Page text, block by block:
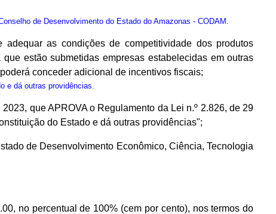
de Desenvolvimento do Estado do Amazonas - CODAM.
as condições de competitividade dos produtos
estão submetidas empresas estabelecidas em outras
conceder adicional de incentivos fiscais;
e dá outras providências.
que APROVA o Regulamento da Lei n.º 2.826, de 29
do Estado e dá outras providências";
de Desenvolvimento Econômico, Ciência, Tecnologia
no percentual de 100% (cem por cento), nos termos do